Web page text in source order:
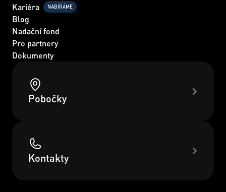
Kariéra
NABÍRÁME
Blog
Nadační fond
Pro partnery
Dokumenty
Pobočky
Kontakty